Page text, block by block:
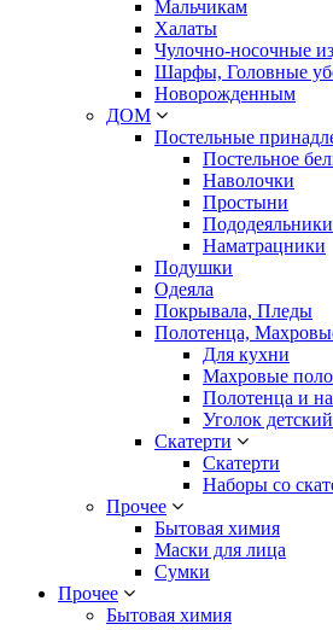
Мальчикам
Халаты
Чулочно-носочные
Шарфы, Головные
Новорожденным
ДОМ
Постельные
Постельное
Наволочки
Простыни
Пододеяльники
Наматрацники
Подушки
Одеяла
Покрывала, Пледы
Полотенца,
Для кухни
Махровые
Полотенца и
Уголок детский
Скатерти
Скатерти
Наборы со
Прочее
Бытовая химия
Маски для лица
Сумки
Прочее
Бытовая химия